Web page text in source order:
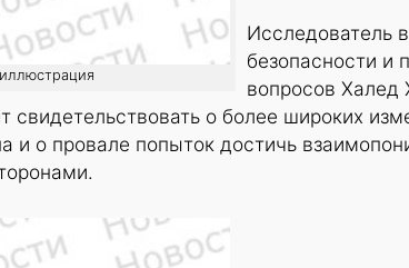
Исследователь
безопасности и
вопросов Халед
свидетельствовать о более широких
и о провале попыток достичь